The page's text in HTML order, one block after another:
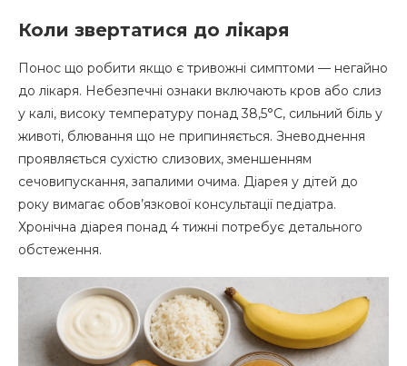
Коли звертатися до лікаря
Понос що робити якщо є тривожні симптоми — негайно
до лікаря. Небезпечні ознаки включають кров або слиз
у калі, високу температуру понад 38,5°C, сильний біль у
животі, блювання що не припиняється. Зневоднення
проявляється сухістю слизових, зменшенням
сечовипускання, запалими очима. Діарея у дітей до
року вимагає обов’язкової консультації педіатра.
Хронічна діарея понад 4 тижні потребує детального
обстеження.